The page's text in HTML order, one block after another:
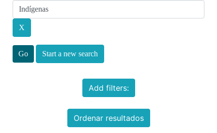
Start a new search
Add filters:
Ordenar resultados